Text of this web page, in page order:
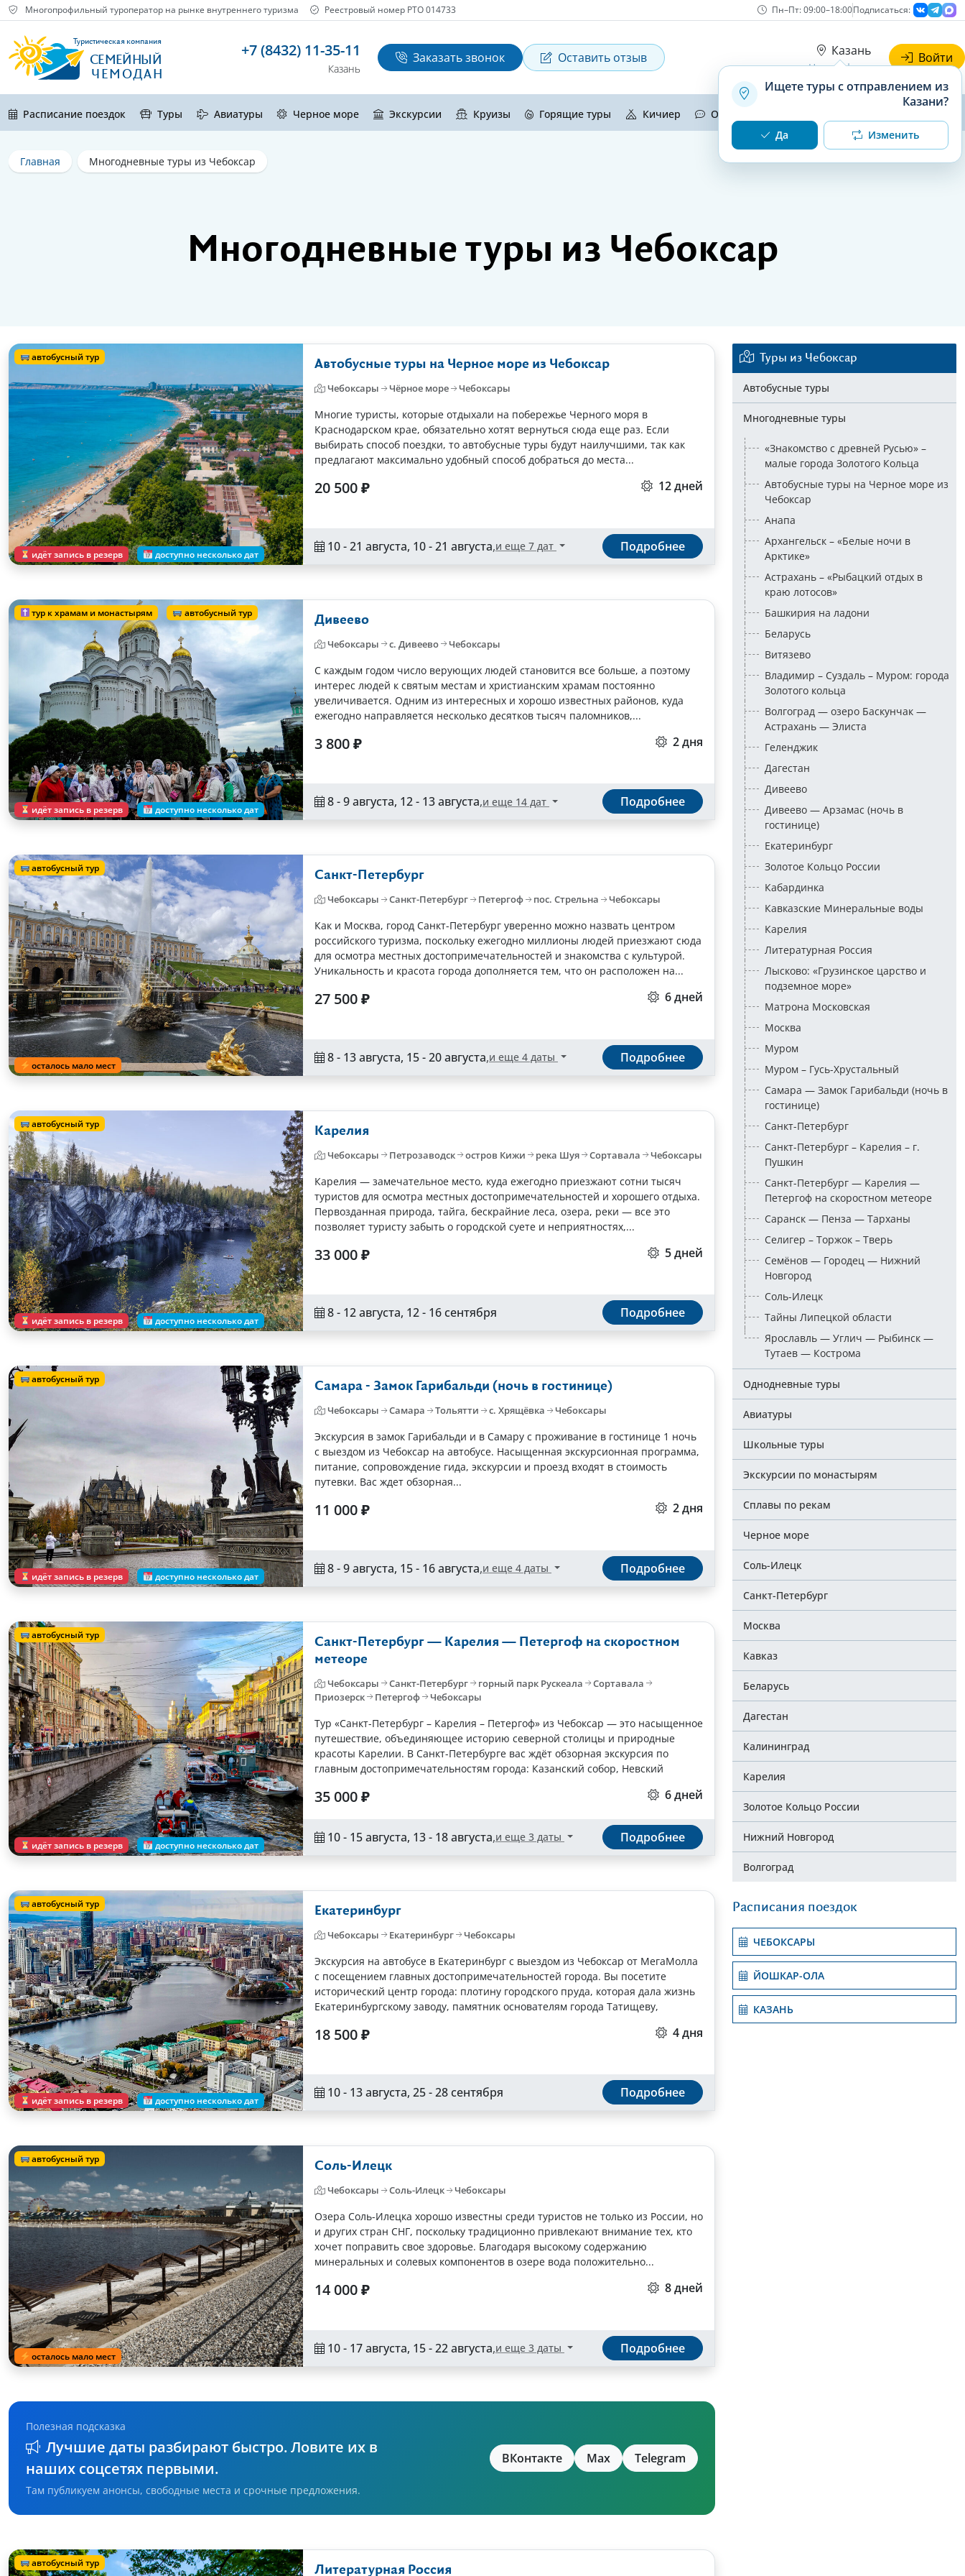
Многопрофильный туроператор на рынке внутреннего туризма Реестровый номер РТО 014733 Пн–Пт: 09:00–18:00Подписаться:
Туристическая компания
СЕМЕЙНЫЙ
ЧЕМОДАН
+7 (8432) 11-35-11
Казань
Заказать звонок Оставить отзыв Казань
Ищете туры с отправлением из
Казани?
Да Изменить
Наши офисы
Войти
Расписание поездок Туры Авиатуры Черное море Экскурсии Круизы Горящие туры Кичиер Отзывы
Главная Многодневные туры из Чебоксар
Многодневные туры из Чебоксар
автобусный тур
идёт запись в резерв доступно несколько дат
Автобусные туры на Черное море из Чебоксар
Чебоксары Чёрное море Чебоксары
Многие туристы, которые отдыхали на побережье Черного моря в
Краснодарском крае, обязательно хотят вернуться сюда еще раз. Если
выбирать способ поездки, то автобусные туры будут наилучшими, так как
предлагают максимально удобный способ добраться до места...
20 500 ₽ 12 дней
10 - 21 августа, 10 - 21 августа,и еще 7 дат Подробнее
тур к храмам и монастырям автобусный тур
идёт запись в резерв доступно несколько дат
Дивеево
Чебоксары с. Дивеево Чебоксары
С каждым годом число верующих людей становится все больше, а поэтому
интерес людей к святым местам и христианским храмам постоянно
увеличивается. Одним из интересных и хорошо известных районов, куда
ежегодно направляется несколько десятков тысяч паломников,...
3 800 ₽ 2 дня
8 - 9 августа, 12 - 13 августа,и еще 14 дат Подробнее
автобусный тур
осталось мало мест
Санкт-Петербург
Чебоксары Санкт-Петербург Петергоф пос. Стрельна Чебоксары
Как и Москва, город Санкт-Петербург уверенно можно назвать центром
российского туризма, поскольку ежегодно миллионы людей приезжают сюда
для осмотра местных достопримечательностей и знакомства с культурой.
Уникальность и красота города дополняется тем, что он расположен на...
27 500 ₽ 6 дней
8 - 13 августа, 15 - 20 августа,и еще 4 даты Подробнее
автобусный тур
идёт запись в резерв доступно несколько дат
Карелия
Чебоксары Петрозаводск остров Кижи река Шуя Сортавала Чебоксары
Карелия — замечательное место, куда ежегодно приезжают сотни тысяч
туристов для осмотра местных достопримечательностей и хорошего отдыха.
Первозданная природа, тайга, бескрайние леса, озера, реки — все это
позволяет туристу забыть о городской суете и неприятностях,...
33 000 ₽ 5 дней
8 - 12 августа, 12 - 16 сентября Подробнее
автобусный тур
идёт запись в резерв доступно несколько дат
Самара - Замок Гарибальди (ночь в гостинице)
Чебоксары Самара Тольятти с. Хрящёвка Чебоксары
Экскурсия в замок Гарибальди и в Самару с проживание в гостинице 1 ночь
с выездом из Чебоксар на автобусе. Насыщенная экскурсионная программа,
питание, сопровождение гида, экскурсии и проезд входят в стоимость
путевки. Вас ждет обзорная...
11 000 ₽ 2 дня
8 - 9 августа, 15 - 16 августа,и еще 4 даты Подробнее
автобусный тур
идёт запись в резерв доступно несколько дат
Санкт-Петербург — Карелия — Петергоф на скоростном
метеоре
Чебоксары Санкт-Петербург горный парк Рускеала
Сортавала
Приозерск
Петергоф Чебоксары
Тур «Санкт-Петербург – Карелия – Петергоф» из Чебоксар — это насыщенное
путешествие, объединяющее историю северной столицы и природные
красоты Карелии. В Санкт-Петербурге вас ждёт обзорная экскурсия по
главным достопримечательностям города: Казанский собор, Невский
35 000 ₽ 6 дней
10 - 15 августа, 13 - 18 августа,и еще 3 даты Подробнее
автобусный тур
идёт запись в резерв доступно несколько дат
Екатеринбург
Чебоксары Екатеринбург Чебоксары
Экскурсия на автобусе в Екатеринбург с выездом из Чебоксар от МегаМолла
с посещением главных достопримечательностей города. Вы посетите
исторический центр города: плотину городского пруда, которая дала жизнь
Екатеринбургскому заводу, памятник основателям города Татищеву,
18 500 ₽ 4 дня
10 - 13 августа, 25 - 28 сентября Подробнее
автобусный тур
осталось мало мест
Соль-Илецк
Чебоксары Соль-Илецк Чебоксары
Озера Соль-Илецка хорошо известны среди туристов не только из России, но
и других стран СНГ, поскольку традиционно привлекают внимание тех, кто
хочет поправить свое здоровье. Благодаря высокому содержанию
минеральных и солевых компонентов в озере вода положительно...
14 000 ₽ 8 дней
10 - 17 августа, 15 - 22 августа,и еще 3 даты Подробнее
Полезная подсказка
Лучшие даты разбирают быстро. Ловите их в
наших соцсетях первыми.
Там публикуем анонсы, свободные места и срочные предложения.
ВКонтакте Max Telegram
автобусный тур
Литературная Россия
Туры из Чебоксар
Автобусные туры
Многодневные туры
«Знакомство с древней Русью» –
малые города Золотого Кольца
Автобусные туры на Черное море из
Чебоксар
Анапа
Архангельск – «Белые ночи в
Арктике»
Астрахань – «Рыбацкий отдых в
краю лотосов»
Башкирия на ладони
Беларусь
Витязево
Владимир – Суздаль – Муром: города
Золотого кольца
Волгоград — озеро Баскунчак —
Астрахань — Элиста
Геленджик
Дагестан
Дивеево
Дивеево — Арзамас (ночь в
гостинице)
Екатеринбург
Золотое Кольцо России
Кабардинка
Кавказские Минеральные воды
Карелия
Литературная Россия
Лысково: «Грузинское царство и
подземное море»
Матрона Московская
Москва
Муром
Муром – Гусь-Хрустальный
Самара — Замок Гарибальди (ночь в
гостинице)
Санкт-Петербург
Санкт-Петербург – Карелия – г.
Пушкин
Санкт-Петербург — Карелия —
Петергоф на скоростном метеоре
Саранск — Пенза — Тарханы
Селигер – Торжок – Тверь
Семёнов — Городец — Нижний
Новгород
Соль-Илецк
Тайны Липецкой области
Ярославль — Углич — Рыбинск —
Тутаев — Кострома
Однодневные туры
Авиатуры
Школьные туры
Экскурсии по монастырям
Сплавы по рекам
Черное море
Соль-Илецк
Санкт-Петербург
Москва
Кавказ
Беларусь
Дагестан
Калининград
Карелия
Золотое Кольцо России
Нижний Новгород
Волгоград
Расписания поездок
ЧЕБОКСАРЫ
ЙОШКАР-ОЛА
КАЗАНЬ